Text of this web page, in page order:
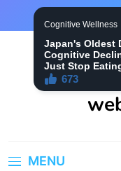
MENU